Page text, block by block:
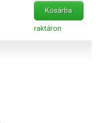
Kosárba
raktáron